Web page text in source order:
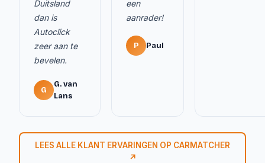
Duitsland
dan is
Autoclick
zeer aan te
bevelen.
G
G. van
Lans
een
aanrader!
P Paul
LEES ALLE KLANT ERVARINGEN OP CARMATCHER
↗